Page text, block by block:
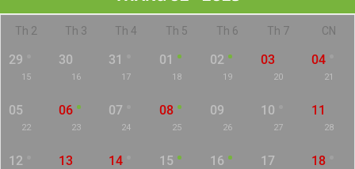
Th 2 Th 3 Th 4 Th 5 Th 6 Th 7 CN
29
15
30
16
31
17
01
18
02
19
03
20
04
21
05
22
06
23
07
24
08
25
09
26
10
27
11
28
12 13 14 15 16 17 18